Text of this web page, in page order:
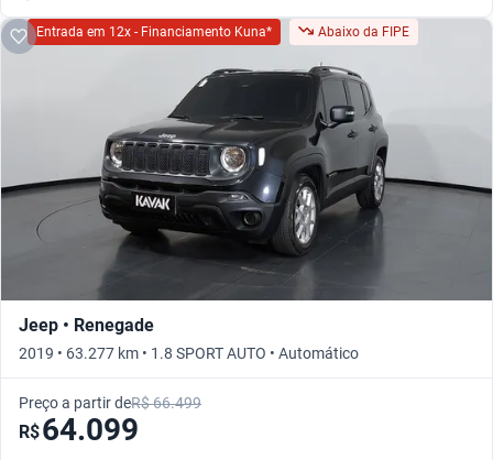
Entrada em 12x - Financiamento Kuna* Abaixo da FIPE
Jeep • Renegade
2019 • 63.277 km • 1.8 SPORT AUTO • Automático
Preço a partir deR$ 66.499
R$64.099